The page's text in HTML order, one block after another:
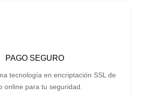
PAGO SEGURO
tecnología en encriptación SSL de
online para tu seguridad.